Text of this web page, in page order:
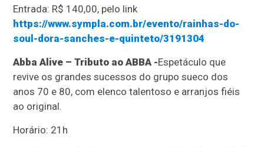
Entrada: R$ 140,00, pelo link
https://www.sympla.com.br/evento/rainhas-do-
soul-dora-sanches-e-quinteto/3191304
Abba Alive – Tributo ao ABBA -Espetáculo que
revive os grandes sucessos do grupo sueco dos
anos 70 e 80, com elenco talentoso e arranjos fiéis
ao original.
Horário: 21h